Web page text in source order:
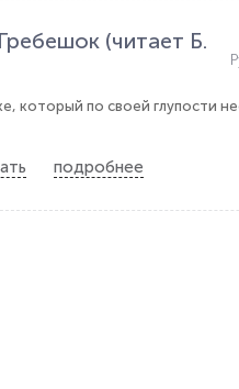
(читает Б.
который по своей глупости
подробнее